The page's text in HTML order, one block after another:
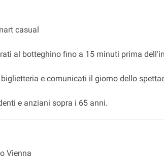
casual
al botteghino fino a 15 minuti prima
e comunicati il giorno dello
e anziani sopra i 65 anni.
Vienna